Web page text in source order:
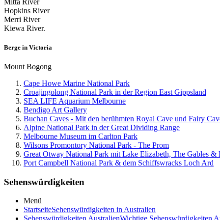
Hopkins River
Merri River
Kiewa River.
Berge in Victoria
Mount Bogong
Cape Howe Marine National Park
Croajingolong National Park in der Region East Gippsland
SEA LIFE Aquarium Melbourne
Bendigo Art Gallery
Buchan Caves - Mit den berühmten Royal Cave und Fairy
Alpine National Park in der Great Dividing Range
Melbourne Museum im Carlton Park
Wilsons Promontory National Park - The Prom
Great Otway National Park mit Lake Elizabeth, The Gables &
Port Campbell National Park & dem Schiffswracks Loch Ard
Sehenswürdigkeiten
Menü
StartseiteSehenswürdigkeiten in Australien